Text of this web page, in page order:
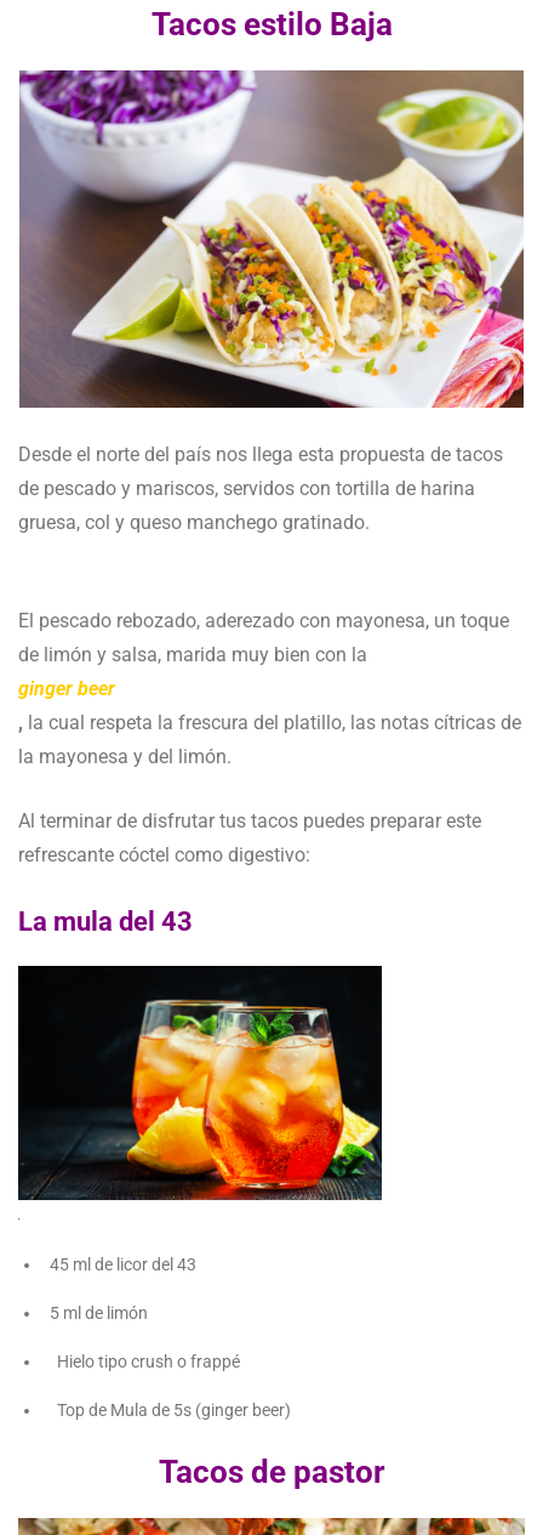
Tacos estilo Baja
Desde el norte del país nos llega esta propuesta de tacos
de pescado y mariscos, servidos con tortilla de harina
gruesa, col y queso manchego gratinado.
El pescado rebozado, aderezado con mayonesa, un toque
de limón y salsa, marida muy bien con la
ginger beer
, la cual respeta la frescura del platillo, las notas cítricas de
la mayonesa y del limón.
Al terminar de disfrutar tus tacos puedes preparar este
refrescante cóctel como digestivo:
La mula del 43
45 ml de licor del 43
5 ml de limón
Hielo tipo crush o frappé
Top de Mula de 5s (ginger beer)
Tacos de pastor